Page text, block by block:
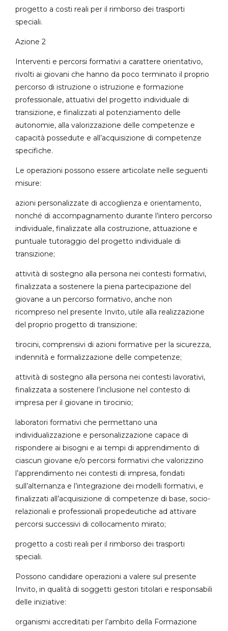
progetto a costi reali per il rimborso dei trasporti
speciali.
Azione 2
Interventi e percorsi formativi a carattere orientativo,
rivolti ai giovani che hanno da poco terminato il proprio
percorso di istruzione o istruzione e formazione
professionale, attuativi del progetto individuale di
transizione, e finalizzati al potenziamento delle
autonomie, alla valorizzazione delle competenze e
capacità possedute e all’acquisizione di competenze
specifiche.
Le operazioni possono essere articolate nelle seguenti
misure:
azioni personalizzate di accoglienza e orientamento,
nonché di accompagnamento durante l’intero percorso
individuale, finalizzate alla costruzione, attuazione e
puntuale tutoraggio del progetto individuale di
transizione;
attività di sostegno alla persona nei contesti formativi,
finalizzata a sostenere la piena partecipazione del
giovane a un percorso formativo, anche non
ricompreso nel presente Invito, utile alla realizzazione
del proprio progetto di transizione;
tirocini, comprensivi di azioni formative per la sicurezza,
indennità e formalizzazione delle competenze;
attività di sostegno alla persona nei contesti lavorativi,
finalizzata a sostenere l’inclusione nel contesto di
impresa per il giovane in tirocinio;
laboratori formativi che permettano una
individualizzazione e personalizzazione capace di
rispondere ai bisogni e ai tempi di apprendimento di
ciascun giovane e/o percorsi formativi che valorizzino
l’apprendimento nei contesti di impresa, fondati
sull’alternanza e l’integrazione dei modelli formativi, e
finalizzati all’acquisizione di competenze di base, socio-
relazionali e professionali propedeutiche ad attivare
percorsi successivi di collocamento mirato;
progetto a costi reali per il rimborso dei trasporti
speciali.
Possono candidare operazioni a valere sul presente
Invito, in qualità di soggetti gestori titolari e responsabili
delle iniziative:
organismi accreditati per l’ambito della Formazione